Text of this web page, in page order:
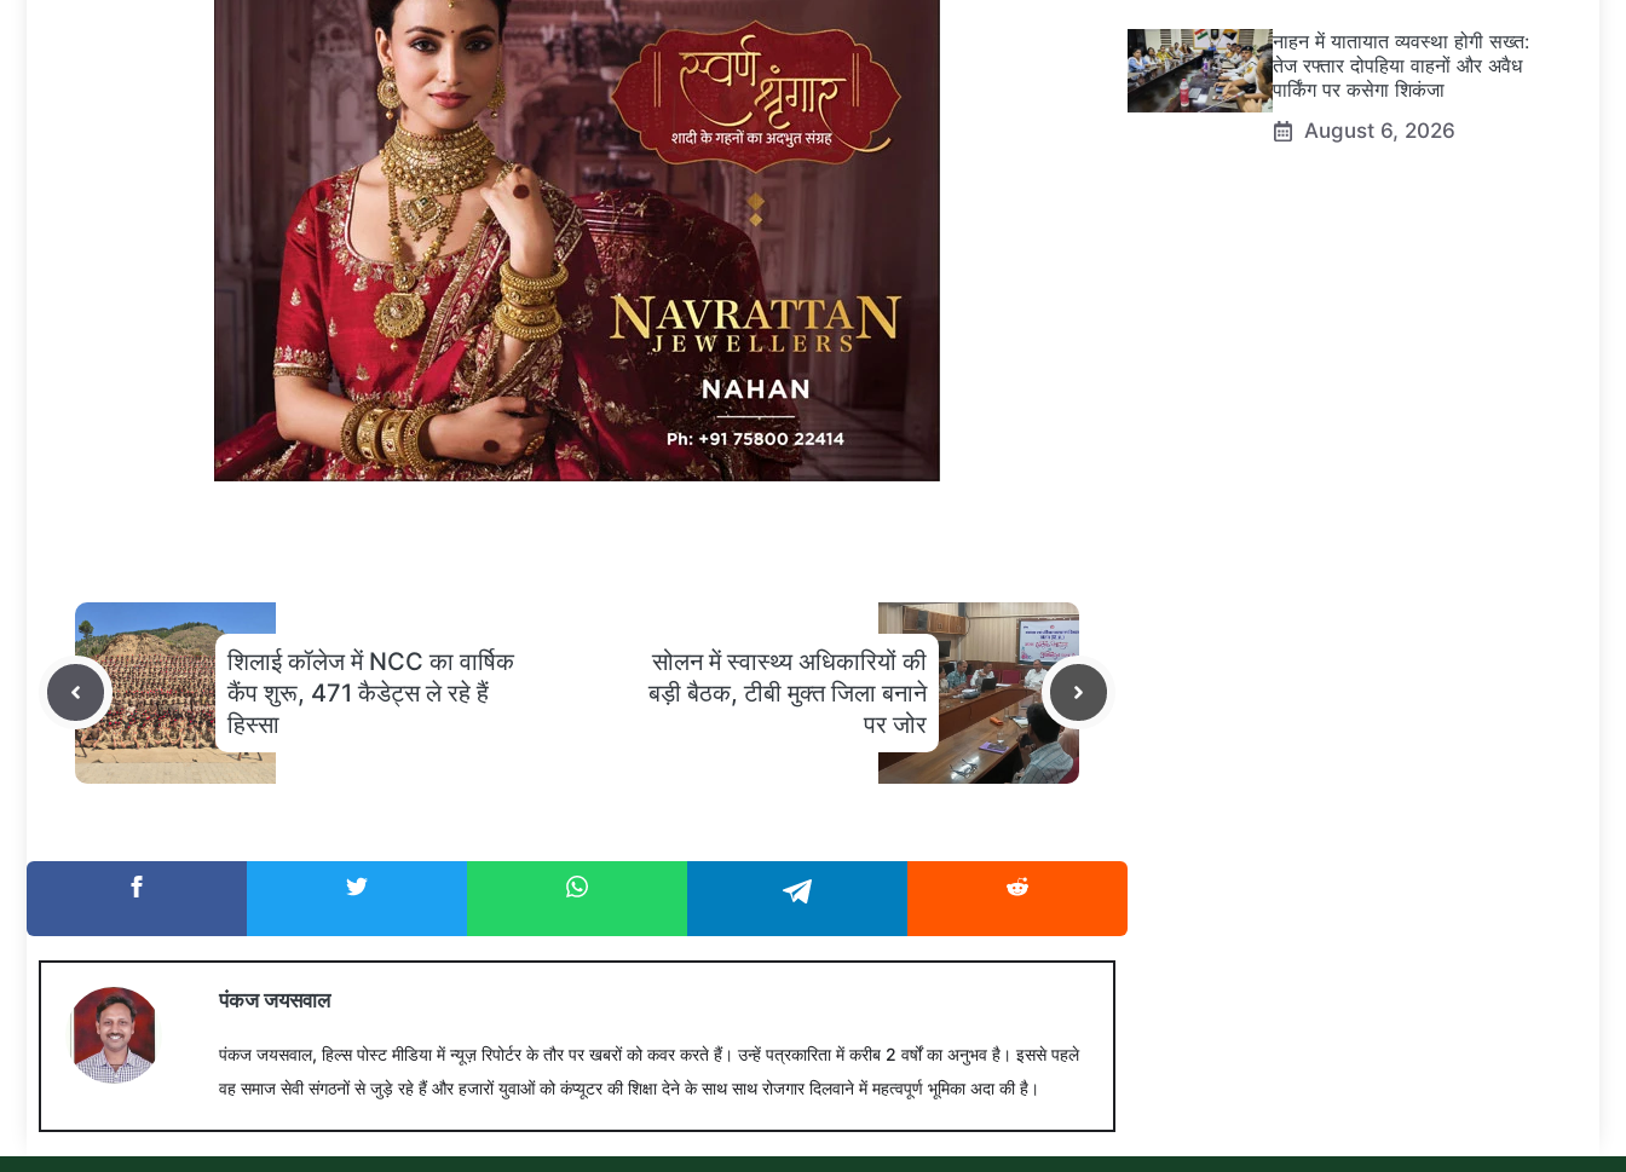
शिलाई कॉलेज में NCC का वार्षिक
कैंप शुरू, 471 कैडेट्स ले रहे हैं
हिस्सा
सोलन में स्वास्थ्य अधिकारियों की
बड़ी बैठक, टीबी मुक्त जिला बनाने
पर जोर
पंकज जयसवाल
पंकज जयसवाल, हिल्स पोस्ट मीडिया में न्यूज़ रिपोर्टर के तौर पर खबरों को कवर करते हैं। उन्हें पत्रकारिता में करीब 2 वर्षों का अनुभव है। इससे पहले
वह समाज सेवी संगठनों से जुड़े रहे हैं और हजारों युवाओं को कंप्यूटर की शिक्षा देने के साथ साथ रोजगार दिलवाने में महत्वपूर्ण भूमिका अदा की है।
नाहन में यातायात व्यवस्था होगी सख्त:
तेज रफ्तार दोपहिया वाहनों और अवैध
पार्किंग पर कसेगा शिकंजा
August 6, 2026